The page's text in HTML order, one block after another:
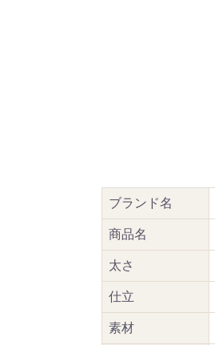
ブランド名
商品名
太さ
仕立
素材